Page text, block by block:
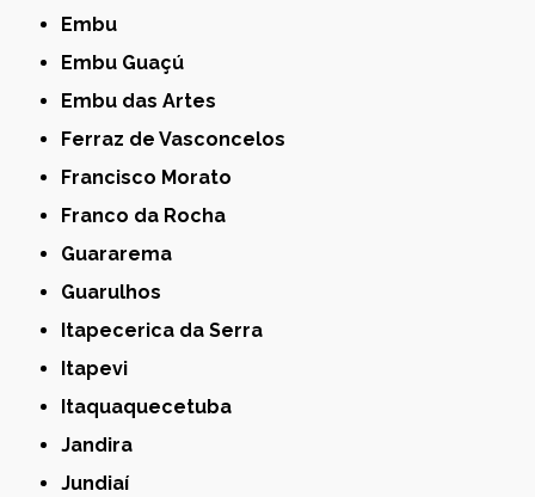
Embu
Embu Guaçú
Embu das Artes
Ferraz de Vasconcelos
Francisco Morato
Franco da Rocha
Guararema
Guarulhos
Itapecerica da Serra
Itapevi
Itaquaquecetuba
Jandira
Jundiaí